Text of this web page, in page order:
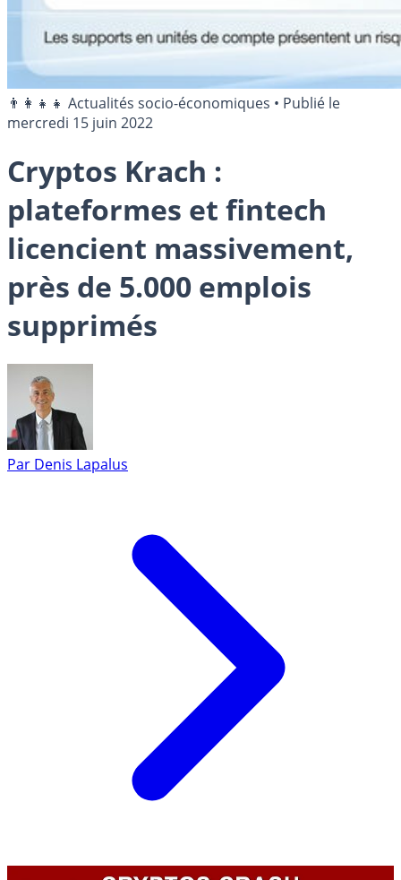
👨‍👩‍👧‍👧 Actualités socio-économiques • Publié le
mercredi 15 juin 2022
Cryptos Krach :
plateformes et fintech
licencient massivement,
près de 5.000 emplois
supprimés
Par Denis Lapalus